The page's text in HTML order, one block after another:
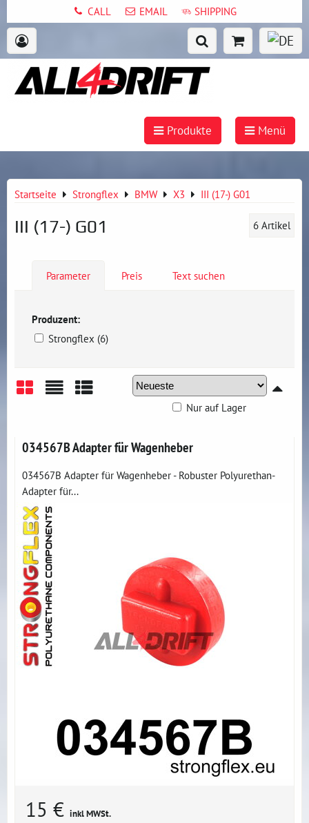
CALL EMAIL SHIPPING
Produkte Menü
Startseite Strongflex BMW X3 III (17-) G01
III (17-) G01 6 Artikel
Parameter Preis Text suchen
Produzent:
Strongflex (6)
Nur auf Lager
034567B Adapter für Wagenheber
034567B Adapter für Wagenheber - Robuster Polyurethan-
Adapter für...
15 € inkl MWSt.